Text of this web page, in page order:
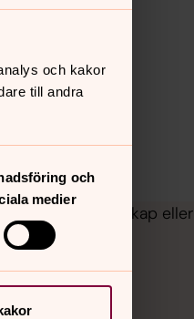
och kakor
till andra
och
medier
medlemskap eller